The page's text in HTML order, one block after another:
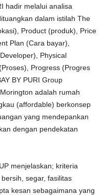
hadir melalui analisa
dalam istilah The
Product (produk), Price
Plan (Cara bayar),
Physical
Progress (Progres
BY PURI Group
adalah rumah
(affordable) berkonsep
yang mendepankan
dengan pendekatan
menjelaskan; kriteria
segar, fasilitas
kesan sebagaimana yang